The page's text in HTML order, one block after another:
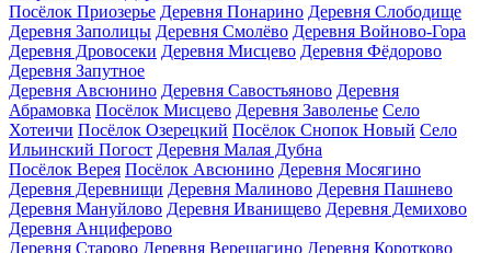
Посёлок Приозерье Деревня Понарино Деревня Слободище
Деревня Заполицы Деревня Смолёво Деревня Войново-Гора
Деревня Дровосеки Деревня Мисцево Деревня Фёдорово
Деревня Запутное
Деревня Авсюнино Деревня Савостьяново Деревня
Абрамовка Посёлок Мисцево Деревня Заволенье Село
Хотеичи Посёлок Озерецкий Посёлок Снопок Новый Село
Ильинский Погост Деревня Малая Дубна
Посёлок Верея Посёлок Авсюнино Деревня Мосягино
Деревня Деревнищи Деревня Малиново Деревня Пашнево
Деревня Мануйлово Деревня Иванищево Деревня Демихово
Деревня Анциферово
Деревня Старово Деревня Верещагино Деревня Коротково